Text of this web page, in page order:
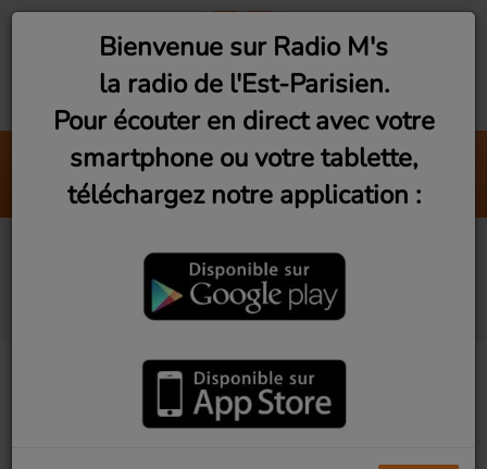
Romainville : Dorine
RomainVie
Vu d'Ici! Ep16 - Le 360°
de OhCyclo Montreuil
Bienvenue sur Radio M's
la radio de l'Est-Parisien.
Pour écouter en direct avec votre
smartphone ou votre tablette,
téléchargez notre application :